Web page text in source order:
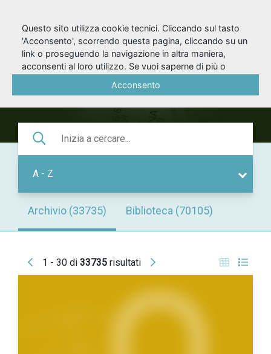
ARCHIVIO/
A - Z
Archivio (33735) Biblioteca (70105)
1 - 30 di 33735 risultati
Questo sito utilizza cookie tecnici. Cliccando sul tasto
'Acconsento', scorrendo questa pagina, cliccando su un
link o proseguendo la navigazione in altra maniera,
acconsenti al loro utilizzo. Se vuoi saperne di più o
Acconsento